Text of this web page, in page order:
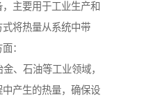
主要用于工业生产和
将热量从系统中带
：
、石油等工业领域，
产生的热量，确保设